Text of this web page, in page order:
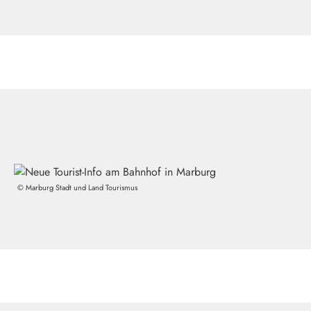
©Marburg Stadt und Land Tourismus